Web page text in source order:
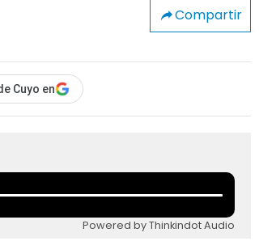
Compartir
Cuyo en
Powered by Thinkindot Audio